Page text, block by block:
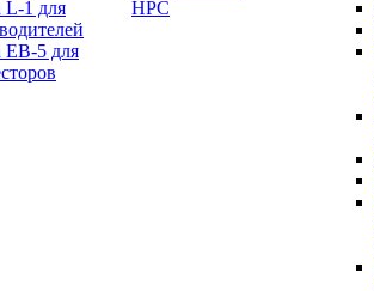
L-1 для
EB-5 для
НРС